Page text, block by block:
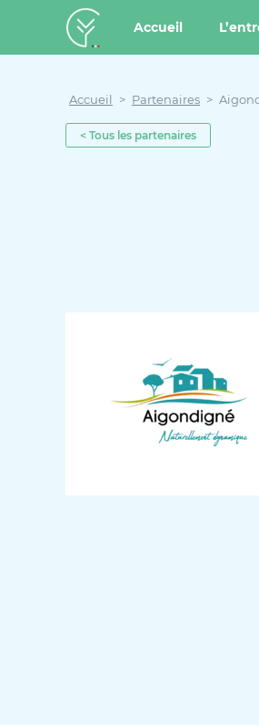
Créateur de forêt
Accueil
Accueil > Partenaires >
< Tous les partenaires